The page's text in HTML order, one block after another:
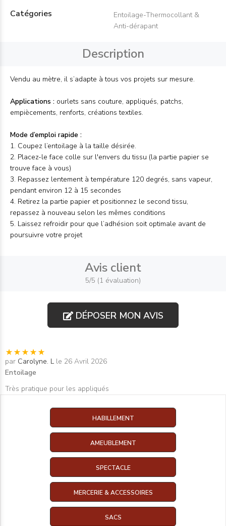
Catégories
Entoilage-Thermocollant &
Anti-dérapant
Description
Vendu au mètre, il s’adapte à tous vos projets sur mesure.
Applications : ourlets sans couture, appliqués, patchs,
empiècements, renforts, créations textiles.
Mode d’emploi rapide :
1. Coupez l’entoilage à la taille désirée.
2. Placez-le face colle sur l'envers du tissu (la partie papier se
trouve face à vous)
3. Repassez lentement à température 120 degrés, sans vapeur,
pendant environ 12 à 15 secondes
4. Retirez la partie papier et positionnez le second tissu,
repassez à nouveau selon les mêmes conditions
5. Laissez refroidir pour que l’adhésion soit optimale avant de
poursuivre votre projet
Avis client
5/5 (1 évaluation)
DÉPOSER MON AVIS
par Carolyne. L le 26 Avril 2026
Entoilage
Très pratique pour les appliqués
HABILLEMENT
AMEUBLEMENT
SPECTACLE
MERCERIE & ACCESSOIRES
SACS